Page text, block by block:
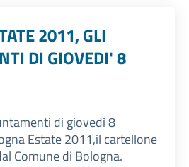
2011, GLI
DI GIOVEDI' 8
di giovedì 8
Estate 2011,il cartellone
Comune di Bologna.